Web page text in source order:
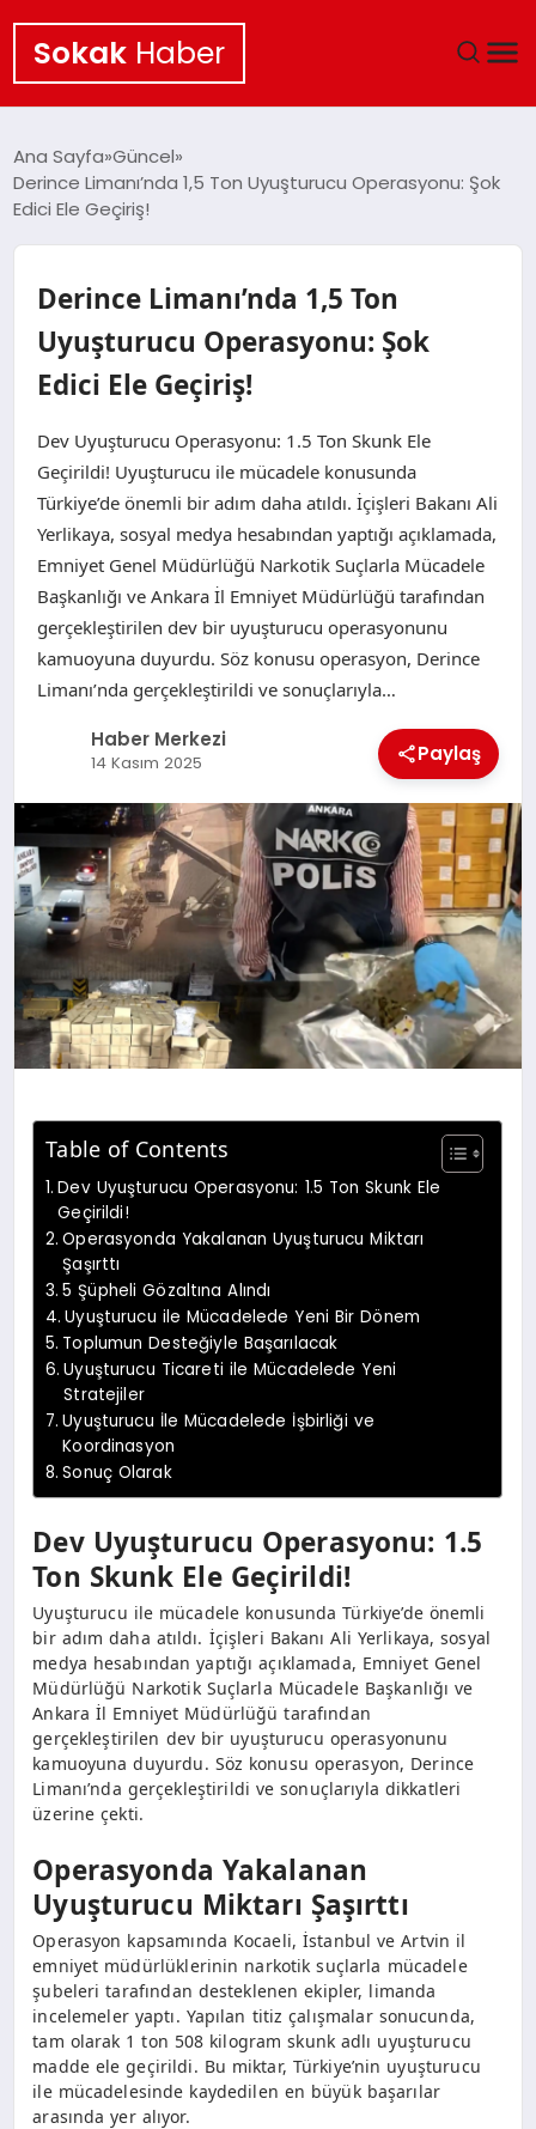
Sokak Haber
EKONOMI
KÜLTÜR SANAT
SAĞLIK
TEKNOLOJI
Ana Sayfa Güncel
Derince Limanı’nda 1,5 Ton Uyuşturucu Operasyonu: Şok
Edici Ele Geçiriş!
Derince Limanı’nda 1,5 Ton
Uyuşturucu Operasyonu: Şok
Edici Ele Geçiriş!
Dev Uyuşturucu Operasyonu: 1.5 Ton Skunk Ele
Geçirildi! Uyuşturucu ile mücadele konusunda
Türkiye’de önemli bir adım daha atıldı. İçişleri Bakanı Ali
Yerlikaya, sosyal medya hesabından yaptığı açıklamada,
Emniyet Genel Müdürlüğü Narkotik Suçlarla Mücadele
Başkanlığı ve Ankara İl Emniyet Müdürlüğü tarafından
gerçekleştirilen dev bir uyuşturucu operasyonunu
kamuoyuna duyurdu. Söz konusu operasyon, Derince
Limanı’nda gerçekleştirildi ve sonuçlarıyla…
Haber Merkezi
14 Kasım 2025 Paylaş
Table of Contents
Dev Uyuşturucu Operasyonu: 1.5 Ton Skunk Ele
Geçirildi!
Operasyonda Yakalanan Uyuşturucu Miktarı
Şaşırttı
5 Şüpheli Gözaltına Alındı
Uyuşturucu ile Mücadelede Yeni Bir Dönem
Toplumun Desteğiyle Başarılacak
Uyuşturucu Ticareti ile Mücadelede Yeni
Stratejiler
Uyuşturucu İle Mücadelede İşbirliği ve
Koordinasyon
Sonuç Olarak
Dev Uyuşturucu Operasyonu: 1.5
Ton Skunk Ele Geçirildi!
Uyuşturucu ile mücadele konusunda Türkiye’de önemli
bir adım daha atıldı. İçişleri Bakanı Ali Yerlikaya, sosyal
medya hesabından yaptığı açıklamada, Emniyet Genel
Müdürlüğü Narkotik Suçlarla Mücadele Başkanlığı ve
Ankara İl Emniyet Müdürlüğü tarafından
gerçekleştirilen dev bir uyuşturucu operasyonunu
kamuoyuna duyurdu. Söz konusu operasyon, Derince
Limanı’nda gerçekleştirildi ve sonuçlarıyla dikkatleri
üzerine çekti.
Operasyonda Yakalanan
Uyuşturucu Miktarı Şaşırttı
Operasyon kapsamında Kocaeli, İstanbul ve Artvin il
emniyet müdürlüklerinin narkotik suçlarla mücadele
şubeleri tarafından desteklenen ekipler, limanda
incelemeler yaptı. Yapılan titiz çalışmalar sonucunda,
tam olarak 1 ton 508 kilogram skunk adlı uyuşturucu
madde ele geçirildi. Bu miktar, Türkiye’nin uyuşturucu
ile mücadelesinde kaydedilen en büyük başarılar
arasında yer alıyor.